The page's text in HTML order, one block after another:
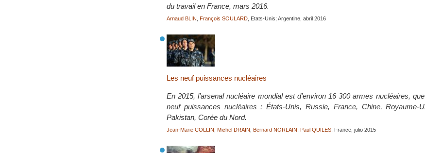
du travail en France, mars 2016.
Arnaud BLIN François SOULARD , Etats-Unis; Argentine, abril 2016
Les neuf puissances nucléaires
En 2015, l’arsenal nucléaire mondial est d’environ 16 300 armes nucléaires,
neuf puissances nucléaires : États-Unis, Russie, France, Chine, Royaume-
Pakistan, Corée du Nord.
Jean-Marie COLLIN Michel DRAIN Bernard NORLAIN Paul QUILES , France, julio 2015